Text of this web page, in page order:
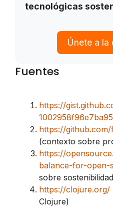
tecnológicas
Únete a la
Fuentes
https://
https://
(contexto sobre
https://
balance-for-open-
sobre
https://clojure.org/
Clojure)